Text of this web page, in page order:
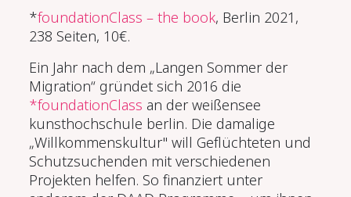
*foundationClass – the book, Berlin 2021,
238 Seiten, 10€.
Ein Jahr nach dem „Langen Sommer der
Migration“ gründet sich 2016 die
*foundationClass an der weißensee
kunsthochschule berlin. Die damalige
„Willkommenskultur" will Geflüchteten und
Schutzsuchenden mit verschiedenen
Projekten helfen. So finanziert unter